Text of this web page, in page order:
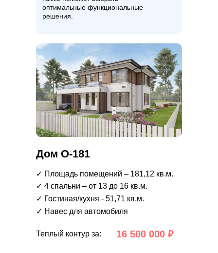
оптимальные функциональные
решения.
Теплый контур за:
✓ Навес для автомобиля
✓ Гостиная/кухня - 51,71 кв.м.
✓ 4 спальни – от 13 до 16 кв.м.
✓ Площадь помещений – 181,12 кв.м.
16 500 000 ₽
Дом О-181